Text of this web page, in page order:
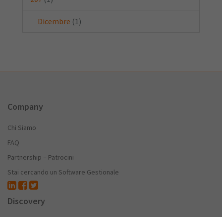
Dicembre (1)
Company
Chi Siamo
FAQ
Partnership – Patrocini
Stai cercando un Software Gestionale
Discovery